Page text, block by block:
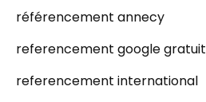
référencement annecy
referencement google gratuit
referencement international